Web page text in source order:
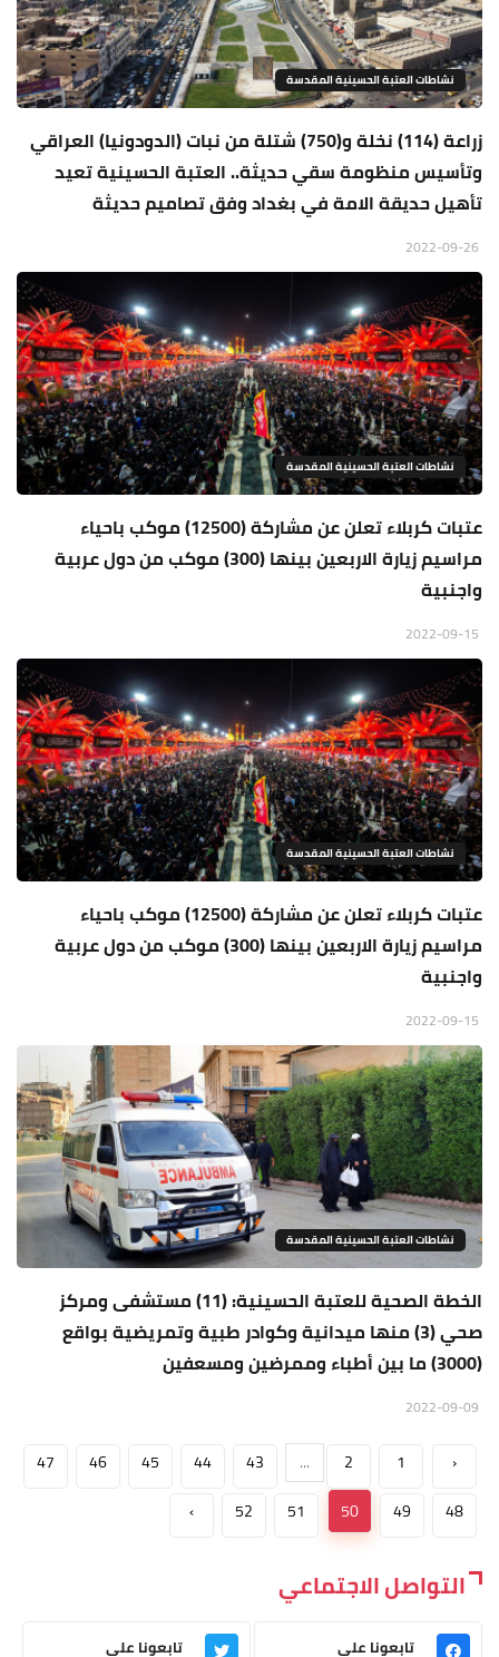
نشاطات العتبة الحسينية المقدسة
زراعة (114) نخلة و(750) شتلة من نبات (الدودونيا) العراقي
وتأسيس منظومة سقي حديثة.. العتبة الحسينية تعيد
تأهيل حديقة الامة في بغداد وفق تصاميم حديثة
نشاطات العتبة الحسينية المقدسة
عتبات كربلاء تعلن عن مشاركة (12500) موكب باحياء
مراسيم زيارة الاربعين بينها (300) موكب من دول عربية
واجنبية
نشاطات العتبة الحسينية المقدسة
عتبات كربلاء تعلن عن مشاركة (12500) موكب باحياء
مراسيم زيارة الاربعين بينها (300) موكب من دول عربية
واجنبية
نشاطات العتبة الحسينية المقدسة
الخطة الصحية للعتبة الحسينية: (11) مستشفى ومركز
صحي (3) منها ميدانية وكوادر طبية وتمريضية بواقع
(3000) ما بين أطباء وممرضين ومسعفين
‹
1
2
...
43
44
45
46
47
48
49
50
51
52
›
التواصل الاجتماعي
تابعونا على تابعونا على